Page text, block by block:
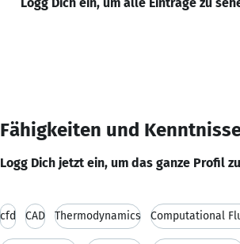
Fähigkeiten und
Logg Dich jetzt ein, um das ganze Profil
cfd CAD Thermodynamics Computational